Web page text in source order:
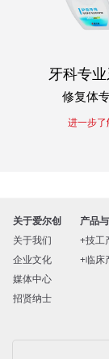
牙科专
修复体
进一步了
关于爱尔创
关于我们
企业文化
媒体中心
招贤纳士
产品
技工
临床